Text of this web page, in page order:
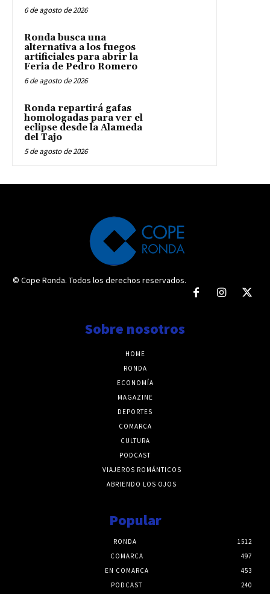
6 de agosto de 2026
Ronda busca una
alternativa a los fuegos
artificiales para abrir la
Feria de Pedro Romero
6 de agosto de 2026
Ronda repartirá gafas
homologadas para ver el
eclipse desde la Alameda
del Tajo
5 de agosto de 2026
© Cope Ronda. Todos los derechos reservados.
Sobre nosotros
HOME
RONDA
ECONOMÍA
MAGAZINE
DEPORTES
COMARCA
CULTURA
PODCAST
VIAJEROS ROMÁNTICOS
ABRIENDO LOS OJOS
Popular
RONDA
1512
COMARCA
497
EN COMARCA
453
PODCAST
240